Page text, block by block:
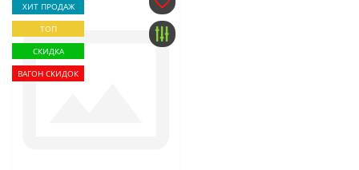
ХИТ ПРОДАЖ
ТОП
СКИДКА
ВАГОН СКИДОК